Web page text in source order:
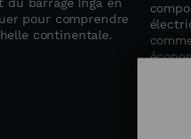
pour comprendre
continentale.